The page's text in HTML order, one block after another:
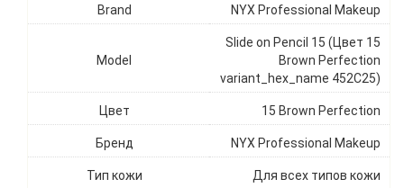
Brand NYX Professional Makeup
Model
Slide on Pencil 15 (Цвет 15
Brown Perfection
variant_hex_name 452C25)
Цвет 15 Brown Perfection
Бренд NYX Professional Makeup
Тип кожи Для всех типов кожи